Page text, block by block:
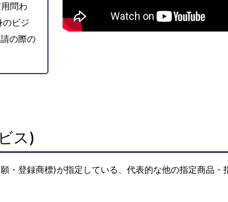
問わ
のビジ
の際の
ス)
・登録商標)が指定している、代表的な他の指定商品・